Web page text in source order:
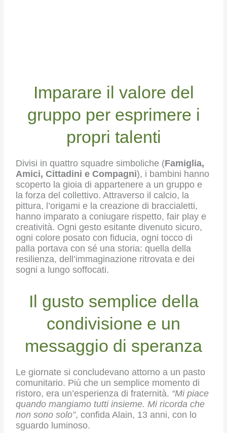
Imparare il valore del
gruppo per esprimere i
propri talenti
Divisi in quattro squadre simboliche (Famiglia,
Amici, Cittadini e Compagni), i bambini hanno
scoperto la gioia di appartenere a un gruppo e
la forza del collettivo. Attraverso il calcio, la
pittura, l’origami e la creazione di braccialetti,
hanno imparato a coniugare rispetto, fair play e
creatività. Ogni gesto esitante divenuto sicuro,
ogni colore posato con fiducia, ogni tocco di
palla portava con sé una storia: quella della
resilienza, dell’immaginazione ritrovata e dei
sogni a lungo soffocati.
Il gusto semplice della
condivisione e un
messaggio di speranza
Le giornate si concludevano attorno a un pasto
comunitario. Più che un semplice momento di
ristoro, era un’esperienza di fraternità. “Mi piace
quando mangiamo tutti insieme. Mi ricorda che
non sono solo”, confida Alain, 13 anni, con lo
sguardo luminoso.